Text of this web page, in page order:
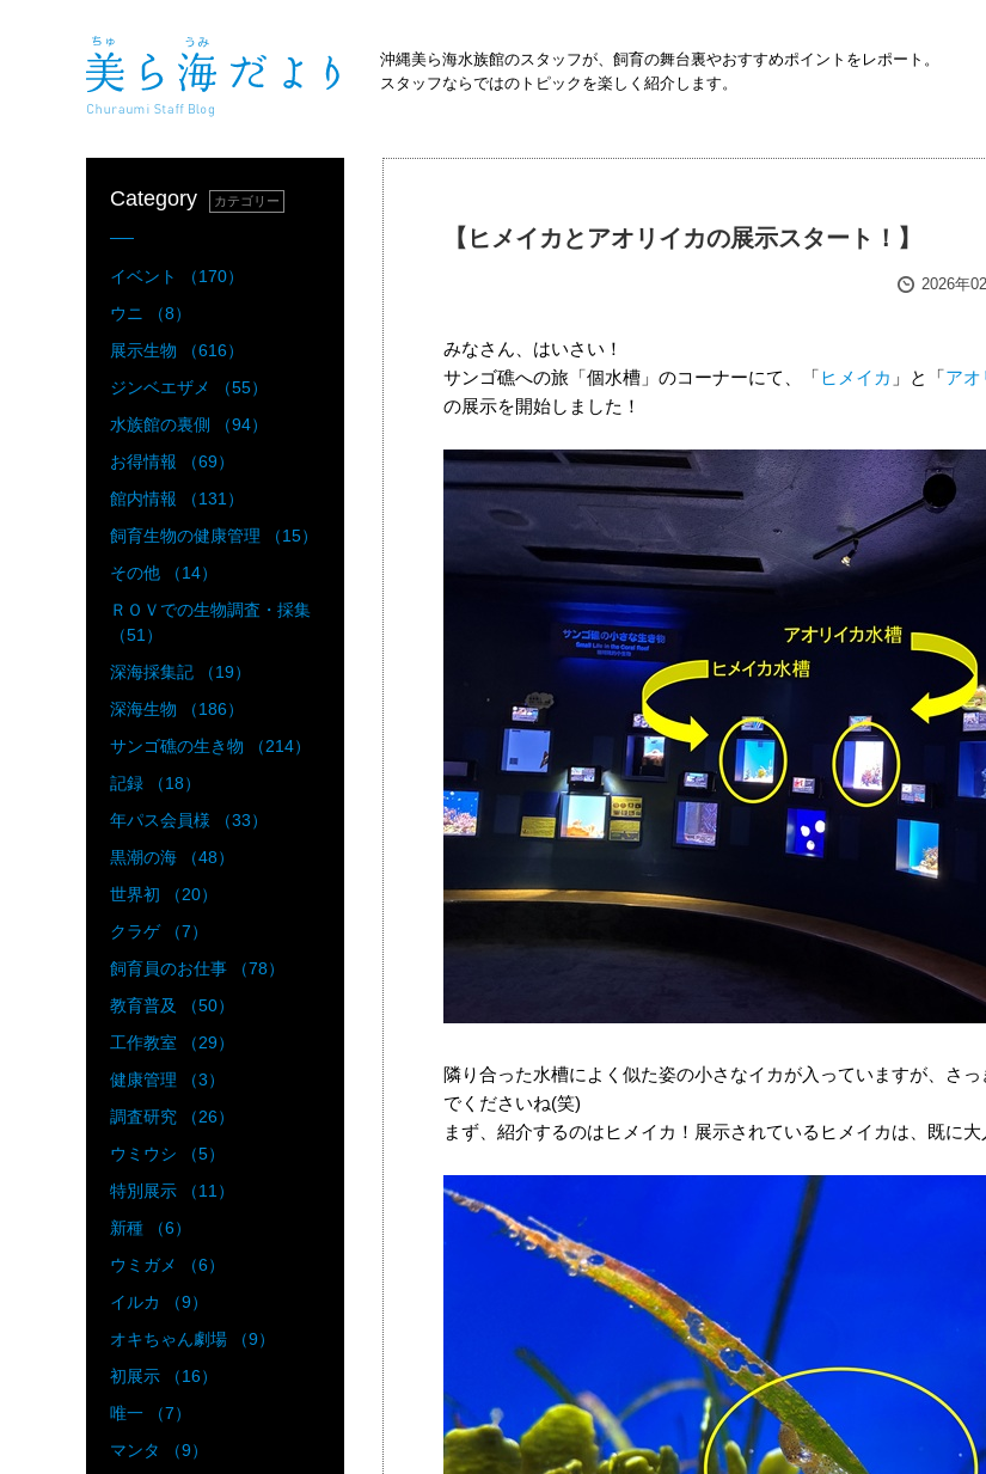
沖縄美ら海水族館のスタッフが、飼育の舞台裏やおすすめポイントをレポート。
スタッフならではのトピックを楽しく紹介します。
【ヒメイカとアオリイカの展示スタート！】
2026年
みなさん、はいさい！
サンゴ礁への旅「個水槽」のコーナーにて、「 ヒメイカ 」と「アオ
の展示を開始しました！
隣り合った水槽によく似た姿の小さなイカが入っていますが、さ
でくださいね(笑)
まず、紹介するのはヒメイカ！展示されているヒメイカは、既に大
Category カテゴリー
イベント （170）
ウニ （8）
展示生物 （616）
ジンベエザメ （55）
水族館の裏側 （94）
お得情報 （69）
館内情報 （131）
飼育生物の健康管理 （15）
その他 （14）
ＲＯＶでの生物調査・採集
（51）
深海採集記 （19）
深海生物 （186）
サンゴ礁の生き物 （214）
記録 （18）
年パス会員様 （33）
黒潮の海 （48）
世界初 （20）
クラゲ （7）
飼育員のお仕事 （78）
教育普及 （50）
工作教室 （29）
健康管理 （3）
調査研究 （26）
ウミウシ （5）
特別展示 （11）
新種 （6）
ウミガメ （6）
イルカ （9）
オキちゃん劇場 （9）
初展示 （16）
唯一 （7）
マンタ （9）